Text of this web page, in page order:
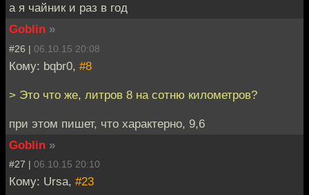
а я чайник и раз в год
Goblin »
#26 | 06.10.15 20:08
Кому: bqbr0, #8
> Это что же, литров 8 на сотню километров?
при этом пишет, что характерно, 9,6
Goblin »
#27 | 06.10.15 20:10
Кому: Ursa, #23